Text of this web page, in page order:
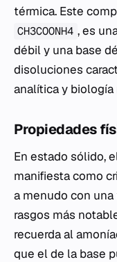
térmica. Este
CH3COONH4 , es
débil y una base
disoluciones
analítica y biología
Propiedades
En estado sólido,
manifiesta como
a menudo con
rasgos más
recuerda al
que el de la base